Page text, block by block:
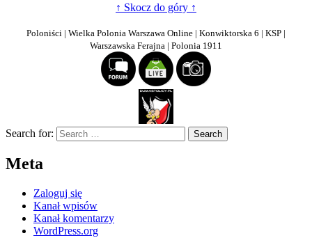
↑ Skocz do góry ↑
Poloniści | Wielka Polonia Warszawa Online | Konwiktorska 6 | KSP |
Warszawska Ferajna | Polonia 1911
Search for:
Meta
Zaloguj się
Kanał wpisów
Kanał komentarzy
WordPress.org